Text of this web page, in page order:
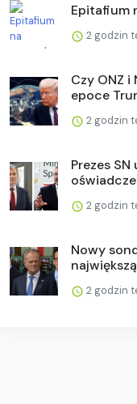
Epitafium
2 godzin
Czy ONZ i
epoce
2 godzin
Prezes
2 godzin
Nowy
2 godzin